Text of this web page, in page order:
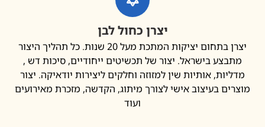
יצרן כחול לבן
יצרן בתחום יציקות המתכת מעל 20 שנות. כל תהליך היצור
בישראל. יצור של תכשיטים ייחודיים, סיכות דש ,
אותיות שין למזוזה וחלקים ליצירות יודאיקה. יצור
בעיצוב אישי לצורך מיתוג, הקדשה, מזכרת מאירועים